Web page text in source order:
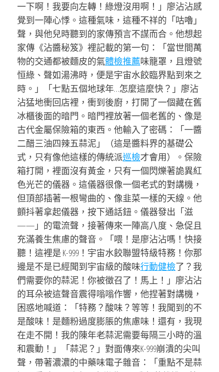
一下啊！我要向左轉！綠燈沒用啊！」廖沾沾感
覺到一陣心悸。這種氣味，這種不祥的「咕嚕」
聲，與他兒時聽到的家傳預言不謀而合。他想起
家傳《沾醬秘笈》裡記載的第一句：「當世間萬
物的交通都被麵皮的氣體檢推薦味籠罩，且燈號
恒綠、聲如湯沸時，便是宇宙水餃臨界點到來之
時。」「七點五個地球年…怎麼這麼快？」廖沾
沾猛地衝回店裡，衝到後廚，打開了一個藏在舊
冰櫃後面的暗門。暗門裡放著一個老舊的、像是
古代金屬保險箱的東西。他輸入了密碼：「一醬
二醋三油四辣五蒜泥」（這是醬料界的基礎公
式，只有像他這樣的傳統派巡檢才會用）。保險
箱打開，裡面沒有黃金，只有一個閃爍著詭異紅
色光芒的儀器。這儀器很像一個老式的對講機，
但頂部插著一根彎曲的、像韭菜一樣的天線。他
顫抖著拿起儀器，按下通話鈕。儀器發出「滋
——」的電流聲，接著傳來一陣高八度、急促且
充滿養生焦慮的聲音。「喂！是廖沾沾嗎！快接
聽！這裡是 K-999！宇宙水餃聯盟特級特務！你那
邊是不是已經聞到宇宙級的酸味行動健檢了？我
們需要你的蒜泥！你被徵召了！馬上！」廖沾沾
的耳朵被這聲音震得嗡嗡作響，他捏著對講機，
困惑地喊道：「特務？酸味？等等！我聞到的不
是酸味！是麵粉過度膨脹的焦慮味！還有，我現
在走不開！我的陳年老蒜泥需要每隔三小時的溫
和震動！」「蒜泥？」對面傳來K-999崩潰的尖叫
聲，帶著濃濃的中藥味電子雜音：「重點不是蒜